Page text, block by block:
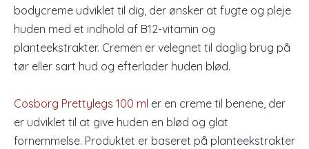
bodycreme udviklet til dig, der ønsker at fugte og pleje
huden med et indhold af B12-vitamin og
planteekstrakter. Cremen er velegnet til daglig brug på
tør eller sart hud og efterlader huden blød.
Cosborg Prettylegs 100 ml er en creme til benene, der
er udviklet til at give huden en blød og glat
fornemmelse. Produktet er baseret på planteekstrakter